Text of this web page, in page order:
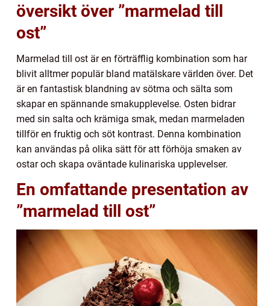
översikt över ”marmelad till
ost”
Marmelad till ost är en förträfflig kombination som har
blivit alltmer populär bland matälskare världen över. Det
är en fantastisk blandning av sötma och sälta som
skapar en spännande smakupplevelse. Osten bidrar
med sin salta och krämiga smak, medan marmeladen
tillför en fruktig och söt kontrast. Denna kombination
kan användas på olika sätt för att förhöja smaken av
ostar och skapa oväntade kulinariska upplevelser.
En omfattande presentation av
”marmelad till ost”